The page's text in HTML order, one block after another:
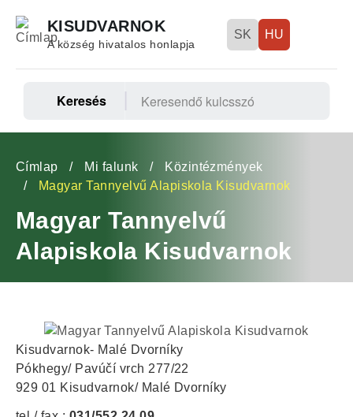
tartalomra
KISUDVARNOK
A község hivatalos honlapja
SK HU
Keresés
Morzsa
Címlap Mi falunk
Közintézmények
Magyar Tannyelvű Alapiskola Kisudvarnok
Magyar Tannyelvű
Alapiskola Kisudvarnok
Kisudvarnok- Malé Dvorníky
Pókhegy/ Pavúčí vrch 277/22
929 01 Kisudvarnok/ Malé Dvorníky